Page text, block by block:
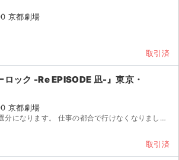
京都劇場
取引済
ロック -Re EPISODE 凪-』東京・
京都劇場
[詳細] 座席未定 先行当選分になります。 仕事の都合で行けなくなりました。 迅速丁寧なお取引を...
取引済